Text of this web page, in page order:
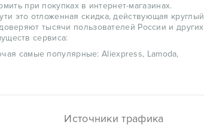
при покупках в интернет-магазинах.
это отложенная скидка, действующая круглый
тысячи пользователей России и других
сервиса:
самые популярные: Aliexpress, Lamoda,
магазина. Так, к примеру, кэшбэк на
исходя из годовых затрат клиента.
Источники трафика